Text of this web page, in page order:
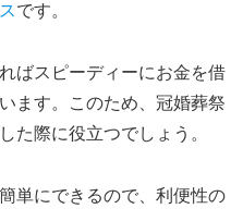
です。
ばスピーディーにお金を借
ます。このため、冠婚葬祭
た際に役立つでしょう。
単にできるので、利便性の